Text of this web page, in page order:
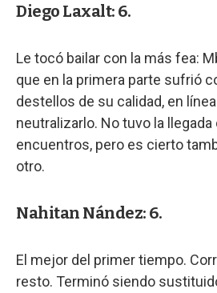
Diego Laxalt: 6.
Le tocó bailar con la más fea:
que en la primera parte sufrió
destellos de su calidad, en
neutralizarlo. No tuvo la llegada
encuentros, pero es cierto
otro.
Nahitan Nández: 6.
El mejor del primer tiempo.
resto. Terminó siendo